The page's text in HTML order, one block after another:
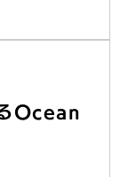
Ocean